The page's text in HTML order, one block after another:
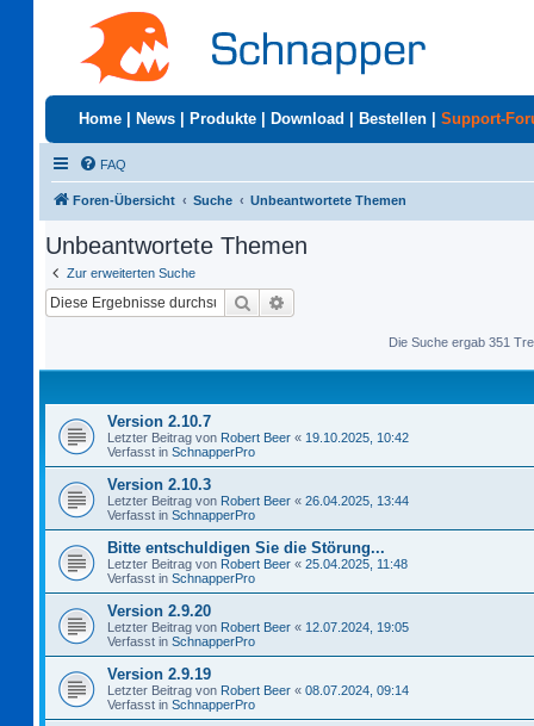
Home News Produkte Download Bestellen Support-
FAQ
Foren-Übersicht Suche Unbeantwortete Themen
Unbeantwortete Themen
Zur erweiterten Suche
Suche
Die Suche ergab 351
Version 2.10.7
Letzter Beitrag von Robert Beer « 19.10.2025, 10:42
Verfasst in SchnapperPro
Version 2.10.3
Letzter Beitrag von Robert Beer « 26.04.2025, 13:44
Verfasst in SchnapperPro
Bitte entschuldigen Sie die Störung...
Letzter Beitrag von Robert Beer « 25.04.2025, 11:48
Verfasst in SchnapperPro
Version 2.9.20
Letzter Beitrag von Robert Beer « 12.07.2024, 19:05
Verfasst in SchnapperPro
Version 2.9.19
Letzter Beitrag von Robert Beer « 08.07.2024, 09:14
Verfasst in SchnapperPro